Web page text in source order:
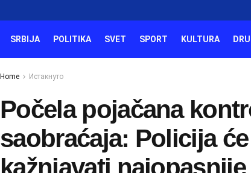
SRBIJA POLITIKA SVET SPORT KULTURA
Home Истакнуто
Počela pojačana
saobraćaja: Policija
kažnjavati